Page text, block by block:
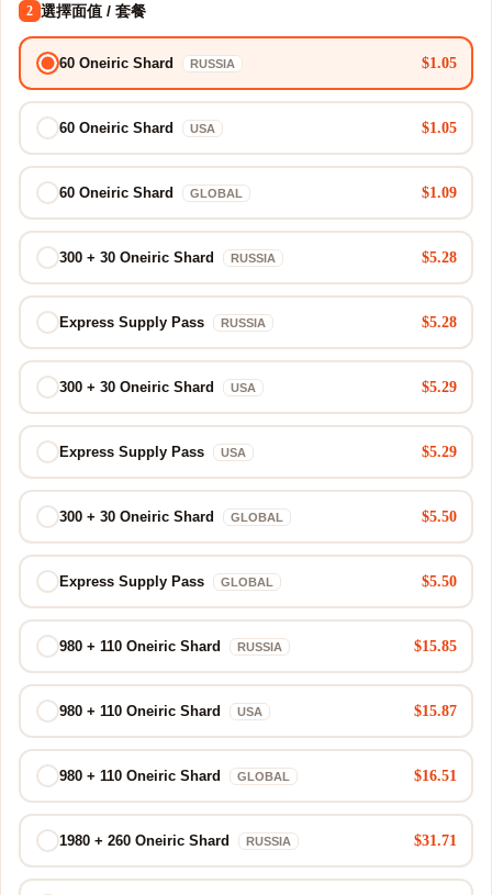
2 選擇面值 / 套餐
60 Oneiric Shard RUSSIA $1.05
60 Oneiric Shard USA $1.05
60 Oneiric Shard GLOBAL $1.09
300 + 30 Oneiric Shard RUSSIA $5.28
Express Supply Pass RUSSIA $5.28
300 + 30 Oneiric Shard USA $5.29
Express Supply Pass USA $5.29
300 + 30 Oneiric Shard GLOBAL $5.50
Express Supply Pass GLOBAL $5.50
980 + 110 Oneiric Shard RUSSIA $15.85
980 + 110 Oneiric Shard USA $15.87
980 + 110 Oneiric Shard GLOBAL $16.51
1980 + 260 Oneiric Shard RUSSIA $31.71